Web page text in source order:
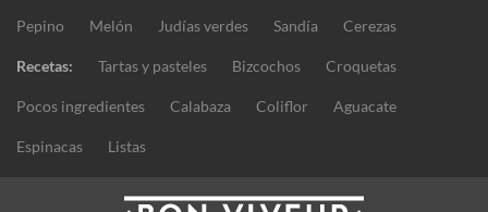
Pepino Melón Judías verdes Sandía Cerezas
Recetas: Tartas y pasteles Bizcochos Croquetas
Pocos ingredientes Calabaza Coliflor Aguacate
Espinacas Listas